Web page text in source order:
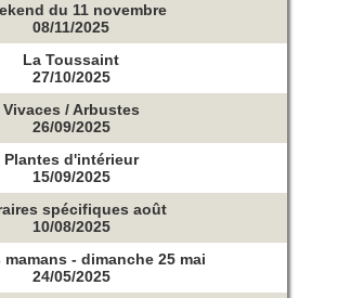
du 11 novembre
08/11/2025
La Toussaint
27/10/2025
Vivaces / Arbustes
26/09/2025
Plantes d'intérieur
15/09/2025
spécifiques août
10/08/2025
mamans - dimanche 25 mai
24/05/2025